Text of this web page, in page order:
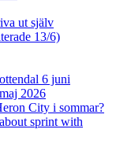
ut själv
13/6)
6 juni
2026
City i sommar?
sprint with